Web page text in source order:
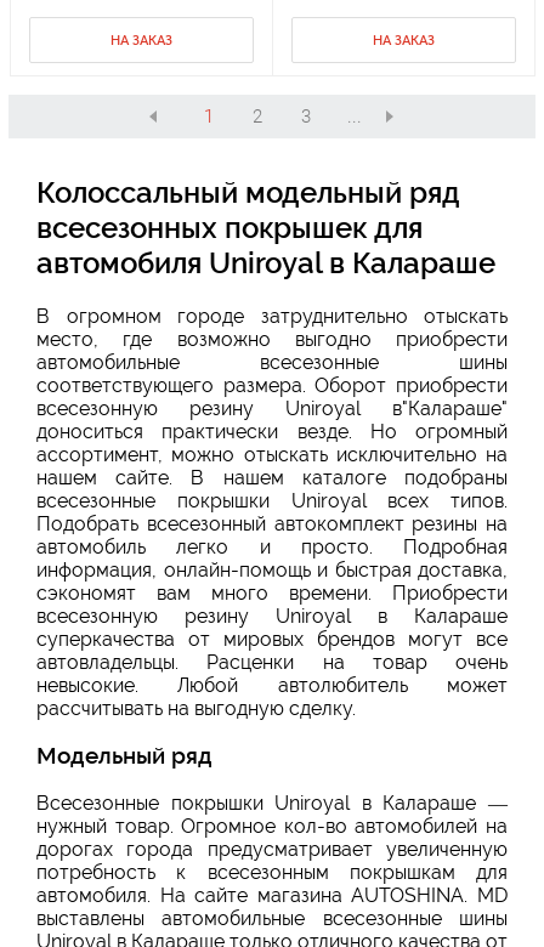
НА ЗАКАЗ НА ЗАКАЗ
1 2 3 ...
Колоссальный модельный ряд
всесезонных покрышек для
автомобиля Uniroyal в Калараше
В огромном городе затруднительно отыскать
место, где возможно выгодно приобрести
автомобильные всесезонные шины
соответствующего размера. Оборот приобрести
всесезонную резину Uniroyal в"Калараше"
доноситься практически везде. Но огромный
ассортимент, можно отыскать исключительно на
нашем сайте. В нашем каталоге подобраны
всесезонные покрышки Uniroyal всех типов.
Подобрать всесезонный автокомплект резины на
автомобиль легко и просто. Подробная
информация, онлайн-помощь и быстрая доставка,
сэкономят вам много времени. Приобрести
всесезонную резину Uniroyal в Калараше
суперкачества от мировых брендов могут все
автовладельцы. Расценки на товар очень
невысокие. Любой автолюбитель может
рассчитывать на выгодную сделку.
Модельный ряд
Всесезонные покрышки Uniroyal в Калараше —
нужный товар. Огромное кол-во автомобилей на
дорогах города предусматривает увеличенную
потребность к всесезонным покрышкам для
автомобиля. На сайте магазина AUTOSHINA. MD
выставлены автомобильные всесезонные шины
Uniroyal в Калараше только отличного качества от